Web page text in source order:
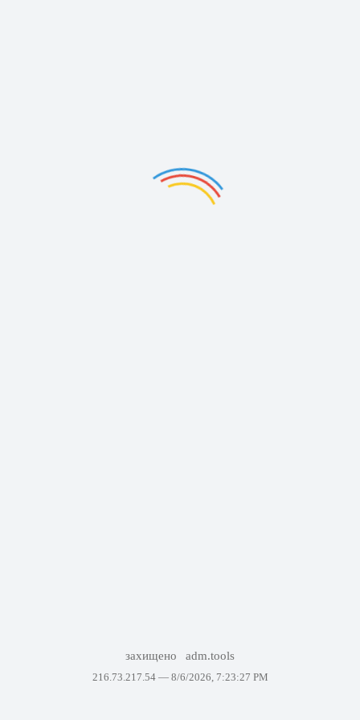
захищено adm.tools
216.73.217.54 — 8/6/2026, 7:23:27 PM